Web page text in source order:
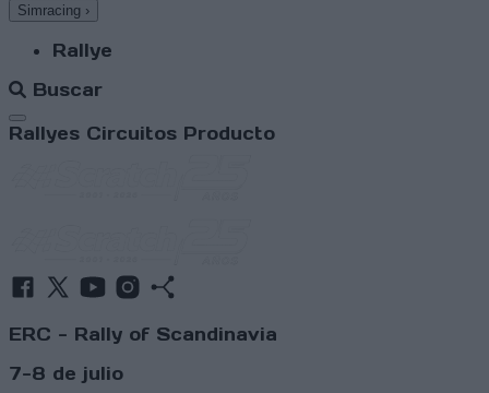
Simracing ›
Rallye
Buscar
Abrir menú
Rallyes Circuitos Producto
ERC - Rally of Scandinavia
7-8 de julio